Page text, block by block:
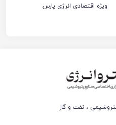
ویژه اقتصادی انرژی پارس
، نفت و گاز